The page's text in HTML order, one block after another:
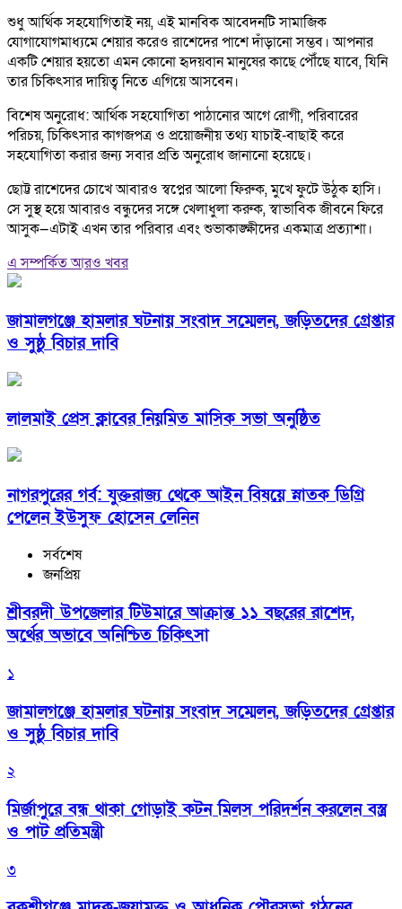
শুধু আর্থিক সহযোগিতাই নয়, এই মানবিক আবেদনটি সামাজিক
যোগাযোগমাধ্যমে শেয়ার করেও রাশেদের পাশে দাঁড়ানো সম্ভব। আপনার
একটি শেয়ার হয়তো এমন কোনো হৃদয়বান মানুষের কাছে পৌঁছে যাবে, যিনি
তার চিকিৎসার দায়িত্ব নিতে এগিয়ে আসবেন।
বিশেষ অনুরোধ: আর্থিক সহযোগিতা পাঠানোর আগে রোগী, পরিবারের
পরিচয়, চিকিৎসার কাগজপত্র ও প্রয়োজনীয় তথ্য যাচাই-বাছাই করে
সহযোগিতা করার জন্য সবার প্রতি অনুরোধ জানানো হয়েছে।
ছোট্ট রাশেদের চোখে আবারও স্বপ্নের আলো ফিরুক, মুখে ফুটে উঠুক হাসি।
সে সুস্থ হয়ে আবারও বন্ধুদের সঙ্গে খেলাধুলা করুক, স্বাভাবিক জীবনে ফিরে
আসুক—এটাই এখন তার পরিবার এবং শুভাকাঙ্ক্ষীদের একমাত্র প্রত্যাশা।
এ সম্পর্কিত আরও খবর
জামালগঞ্জে হামলার ঘটনায় সংবাদ সম্মেলন, জড়িতদের গ্রেপ্তার
ও সুষ্ঠু বিচার দাবি
লালমাই প্রেস ক্লাবের নিয়মিত মাসিক সভা অনুষ্ঠিত
নাগরপুরের গর্ব: যুক্তরাজ্য থেকে আইন বিষয়ে স্নাতক ডিগ্রি
পেলেন ইউসুফ হোসেন লেনিন
সর্বশেষ
জনপ্রিয়
শ্রীবরদী উপজেলার টিউমারে আক্রান্ত ১১ বছরের রাশেদ,
অর্থের অভাবে অনিশ্চিত চিকিৎসা
১
জামালগঞ্জে হামলার ঘটনায় সংবাদ সম্মেলন, জড়িতদের গ্রেপ্তার
ও সুষ্ঠু বিচার দাবি
২
মির্জাপুরে বন্ধ থাকা গোড়াই কটন মিলস পরিদর্শন করলেন বস্ত্র
ও পাট প্রতিমন্ত্রী
৩